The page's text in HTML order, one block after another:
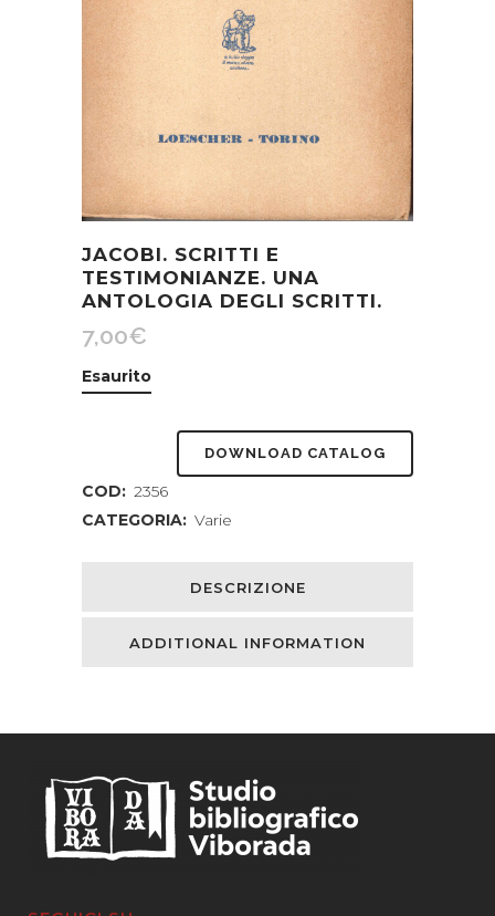
JACOBI. SCRITTI E
TESTIMONIANZE. UNA
ANTOLOGIA DEGLI SCRITTI.
7,00€
Esaurito
DOWNLOAD CATALOG
COD: 2356
CATEGORIA: Varie
DESCRIZIONE
ADDITIONAL INFORMATION